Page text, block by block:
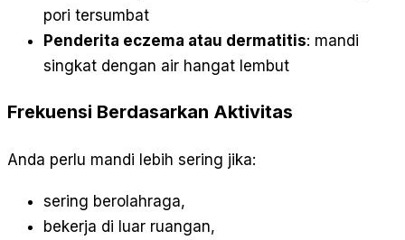
pori tersumbat
Penderita eczema atau dermatitis: mandi
singkat dengan air hangat lembut
Frekuensi Berdasarkan Aktivitas
Anda perlu mandi lebih sering jika:
sering berolahraga,
bekerja di luar ruangan,